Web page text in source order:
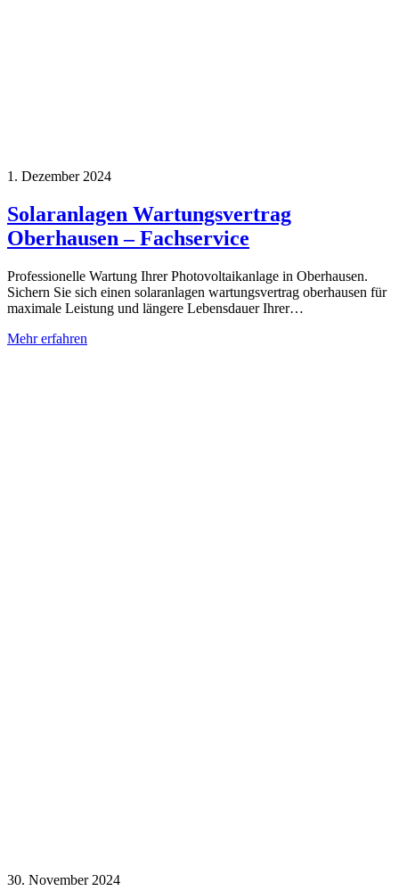
1. Dezember 2024
Solaranlagen Wartungsvertrag
Oberhausen – Fachservice
Professionelle Wartung Ihrer Photovoltaikanlage in Oberhausen.
Sichern Sie sich einen solaranlagen wartungsvertrag oberhausen für
maximale Leistung und längere Lebensdauer Ihrer…
Mehr erfahren
30. November 2024